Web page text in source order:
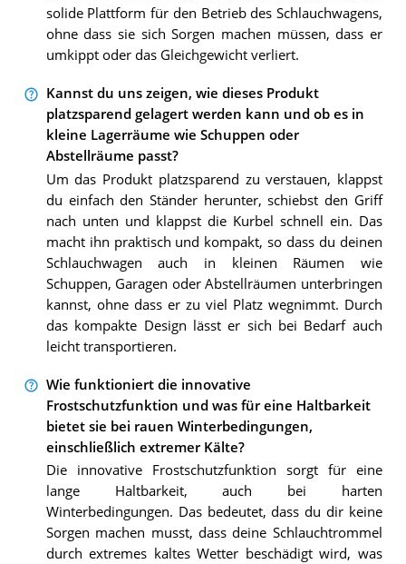
solide Plattform für den Betrieb des Schlauchwagens,
ohne dass sie sich Sorgen machen müssen, dass er
umkippt oder das Gleichgewicht verliert.
Kannst du uns zeigen, wie dieses Produkt
platzsparend gelagert werden kann und ob es in
kleine Lagerräume wie Schuppen oder
Abstellräume passt?
Um das Produkt platzsparend zu verstauen, klappst
du einfach den Ständer herunter, schiebst den Griff
nach unten und klappst die Kurbel schnell ein. Das
macht ihn praktisch und kompakt, so dass du deinen
Schlauchwagen auch in kleinen Räumen wie
Schuppen, Garagen oder Abstellräumen unterbringen
kannst, ohne dass er zu viel Platz wegnimmt. Durch
das kompakte Design lässt er sich bei Bedarf auch
leicht transportieren.
Wie funktioniert die innovative
Frostschutzfunktion und was für eine Haltbarkeit
bietet sie bei rauen Winterbedingungen,
einschließlich extremer Kälte?
Die innovative Frostschutzfunktion sorgt für eine
lange Haltbarkeit, auch bei harten
Winterbedingungen. Das bedeutet, dass du dir keine
Sorgen machen musst, dass deine Schlauchtrommel
durch extremes kaltes Wetter beschädigt wird, was